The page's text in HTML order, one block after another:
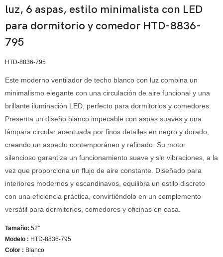
luz, 6 aspas, estilo minimalista con LED
para dormitorio y comedor HTD-8836-
795
HTD-8836-795
Este moderno ventilador de techo blanco con luz combina un
minimalismo elegante con una circulación de aire funcional y una
brillante iluminación LED, perfecto para dormitorios y comedores.
Presenta un diseño blanco impecable con aspas suaves y una
lámpara circular acentuada por finos detalles en negro y dorado,
creando un aspecto contemporáneo y refinado. Su motor
silencioso garantiza un funcionamiento suave y sin vibraciones, a la
vez que proporciona un flujo de aire constante. Diseñado para
interiores modernos y escandinavos, equilibra un estilo discreto
con una eficiencia práctica, convirtiéndolo en un complemento
versátil para dormitorios, comedores y oficinas en casa.
Tamaño: 52''
Modelo : HTD-8836-795
Color : Blanco